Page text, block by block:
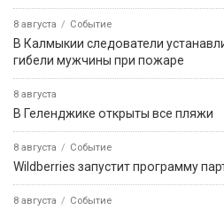
8 августа Событие
В Калмыкии следователи
гибели мужчины при пожаре
8 августа
В Геленджике открыты все пляжи
8 августа Событие
Wildberries запустит программу
8 августа Событие